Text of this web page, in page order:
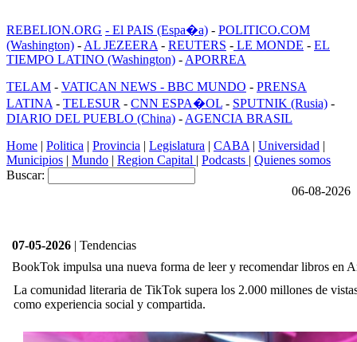
REBELION.ORG - El PAIS (Espa�a) - POLITICO.COM
(Washington) - AL JEZEERA - REUTERS - LE MONDE - EL
TIEMPO LATINO (Washington) - APORREA
TELAM - VATICAN NEWS - BBC MUNDO - PRENSA
LATINA - TELESUR - CNN ESPA�OL - SPUTNIK (Rusia) -
DIARIO DEL PUEBLO (China) - AGENCIA BRASIL
Home | Politica | Provincia | Legislatura | CABA | Universidad |
Municipios | Mundo | Region Capital | Podcasts | Quienes somos
Buscar:
06-08-2026
07-05-2026 | Tendencias
BookTok impulsa una nueva forma de leer y recomendar libros en
La comunidad literaria de TikTok supera los 2.000 millones de
como experiencia social y compartida.